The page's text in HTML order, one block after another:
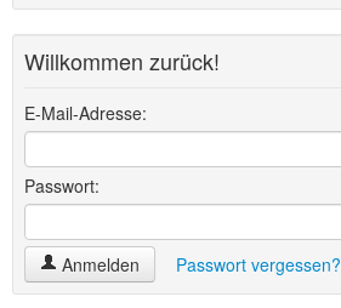
Willkommen zurück!
E-Mail-Adresse:
Passwort:
Anmelden Passwort vergessen?